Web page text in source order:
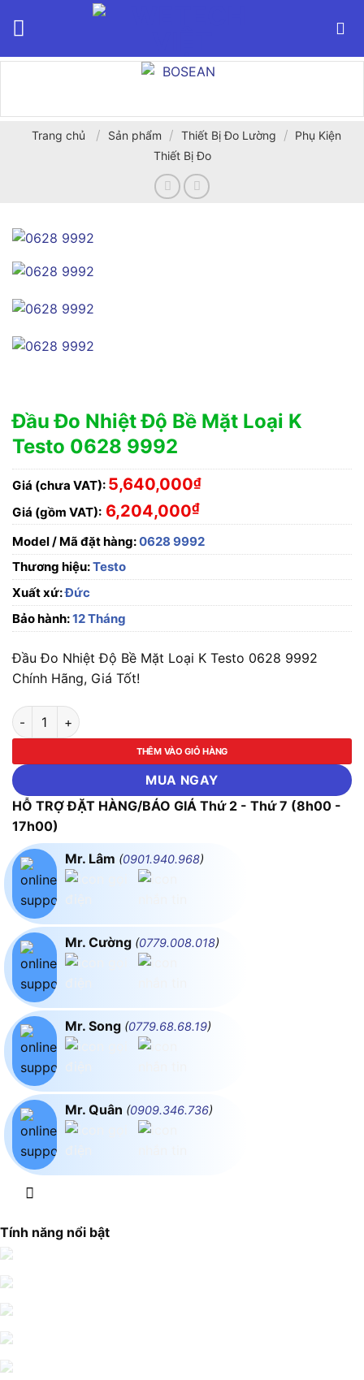
Trang chủ / Sản phẩm / Thiết Bị Đo Lường / Phụ Kiện
Thiết Bị Đo
Đầu Đo Nhiệt Độ Bề Mặt Loại K
Testo 0628 9992
Giá (chưa VAT): 5,640,000₫
Giá (gồm VAT): 6,204,000₫
Model / Mã đặt hàng:0628 9992
Thương hiệu:Testo
Xuất xứ:Đức
Bảo hành:12 Tháng
Đầu Đo Nhiệt Độ Bề Mặt Loại K Testo 0628 9992
Chính Hãng, Giá Tốt!
Đầu Đo Nhiệt Độ Bề Mặt Loại K Testo 0628 9992 số lượng
THÊM VÀO GIỎ HÀNG
MUA NGAY
HỖ TRỢ ĐẶT HÀNG/BÁO GIÁ Thứ 2 - Thứ 7 (8h00 -
17h00)
Mr. Lâm (0901.940.968)
Mr. Cường (0779.008.018)
Mr. Song (0779.68.68.19)
Mr. Quân (0909.346.736)
Tính năng nổi bật